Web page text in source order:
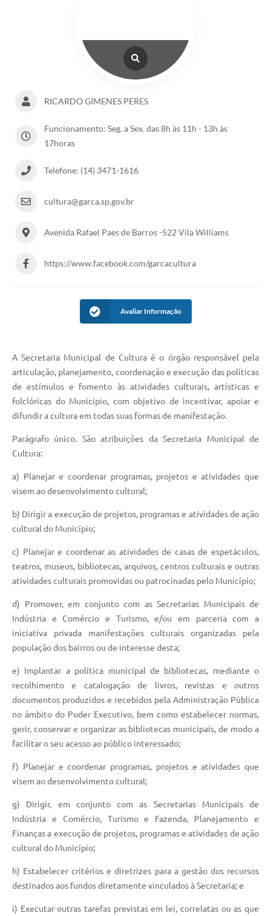
Serviços Públicos - COMUSP
Chamamento Público 2026
Instruções Normativas
PGRS Digital
Consulta Pública Eletrônica Lei de Diretrizes Orçamentárias -
LDO - 2025
Nota Fiscal Eletrônica
Defesa Civil
Junta de Serviço Militar
NFSE
RICARDO GIMENES PERES
Funcionamento: Seg. a Sex. das 8h às 11h - 13h às
17horas
Telefone: (14) 3471-1616
cultura@garca.sp.gov.br
Avenida Rafael Paes de Barros -522 Vila Williams
https://www.facebook.com/garcacultura
Avaliar Informação
A Secretaria Municipal de Cultura é o órgão responsável pela
articulação, planejamento, coordenação e execução das políticas
de estímulos e fomento às atividades culturais, artísticas e
folclóricas do Município, com objetivo de incentivar, apoiar e
difundir a cultura em todas suas formas de manifestação.
Parágrafo único. São atribuições da Secretaria Municipal de
Cultura:
a) Planejar e coordenar programas, projetos e atividades que
visem ao desenvolvimento cultural;
b) Dirigir a execução de projetos, programas e atividades de ação
cultural do Município;
c) Planejar e coordenar as atividades de casas de espetáculos,
teatros, museus, bibliotecas, arquivos, centros culturais e outras
atividades culturais promovidas ou patrocinadas pelo Município;
d) Promover, em conjunto com as Secretarias Municipais de
Indústria e Comércio e Turismo, e/ou em parceria com a
iniciativa privada manifestações culturais organizadas pela
população dos bairros ou de interesse desta;
e) Implantar a política municipal de bibliotecas, mediante o
recolhimento e catalogação de livros, revistas e outros
documentos produzidos e recebidos pela Administração Pública
no âmbito do Poder Executivo, bem como estabelecer normas,
gerir, conservar e organizar as bibliotecas municipais, de modo a
facilitar o seu acesso ao público interessado;
f) Planejar e coordenar programas, projetos e atividades que
visem ao desenvolvimento cultural;
g) Dirigir, em conjunto com as Secretarias Municipais de
Indústria e Comércio, Turismo e Fazenda, Planejamento e
Finanças a execução de projetos, programas e atividades de ação
cultural do Município;
h) Estabelecer critérios e diretrizes para a gestão dos recursos
destinados aos fundos diretamente vinculados à Secretaria; e
i) Executar outras tarefas previstas em lei, correlatas ou as que